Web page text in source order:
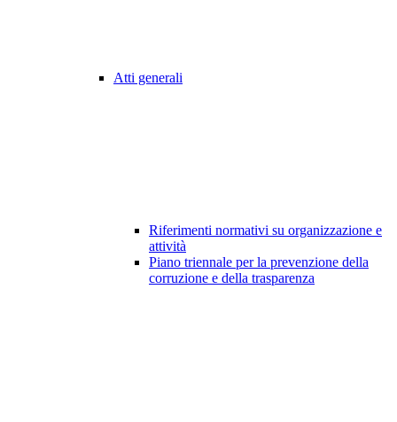
Atti generali
Riferimenti normativi su organizzazione e
attività
Piano triennale per la prevenzione della
corruzione e della trasparenza